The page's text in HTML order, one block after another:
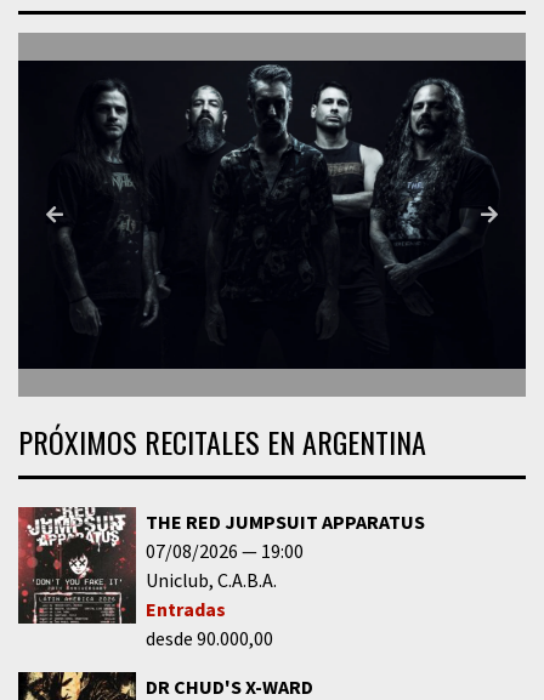
PRÓXIMOS RECITALES EN ARGENTINA
THE RED JUMPSUIT APPARATUS
07/08/2026
19:00
Uniclub C.A.B.A.
Entradas
desde 90.000,00
DR CHUD'S X-WARD